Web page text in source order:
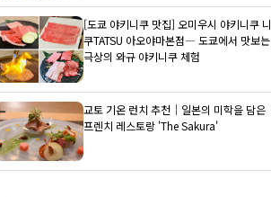
[도쿄 야키니쿠 맛집] 오미우시 야키니쿠 니
쿠TATSU 아오야마본점― 도쿄에서 맛보는
극상의 와규 야키니쿠 체험
교토 기온 런치 추천｜일본의 미학을 담은
프렌치 레스토랑 'The Sakura'